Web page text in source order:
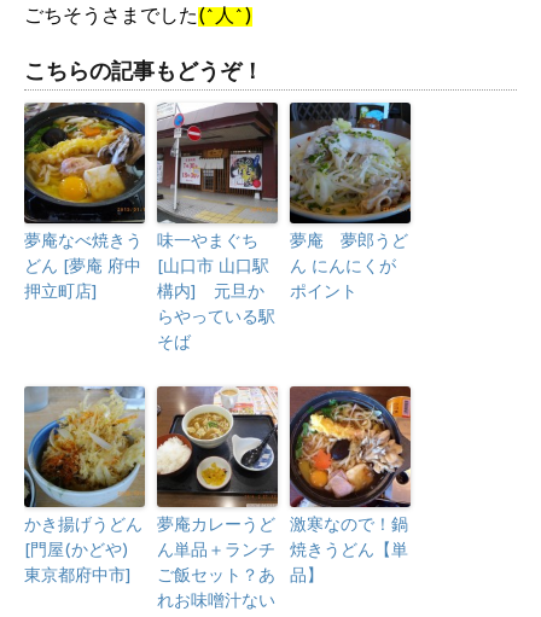
ごちそうさまでした(^人^)
こちらの記事もどうぞ！
夢庵なべ焼きう
どん [夢庵 府中
押立町店]
味一やまぐち
[山口市 山口駅
構内] 元旦か
らやっている駅
そば
夢庵 夢郎うど
ん にんにくが
ポイント
かき揚げうどん
[門屋(かどや)
東京都府中市]
夢庵カレーうど
ん単品＋ランチ
ご飯セット？あ
れお味噌汁ない
激寒なので！鍋
焼きうどん【単
品】